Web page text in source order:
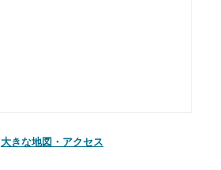
大きな地図・アクセス